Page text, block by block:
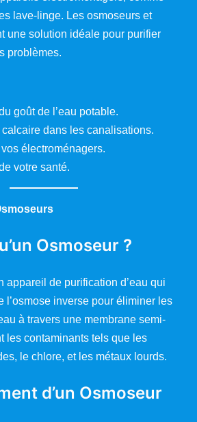
lave-linge. Les osmoseurs et
une solution idéale pour purifier
problèmes.
goût de l’eau potable.
dans les canalisations.
électroménagers.
votre santé.
Osmoseur ?
appareil de purification d’eau qui
l’osmose inverse pour éliminer les
à travers une membrane semi-
les contaminants tels que les
le chlore, et les métaux lourds.
d’un Osmoseur